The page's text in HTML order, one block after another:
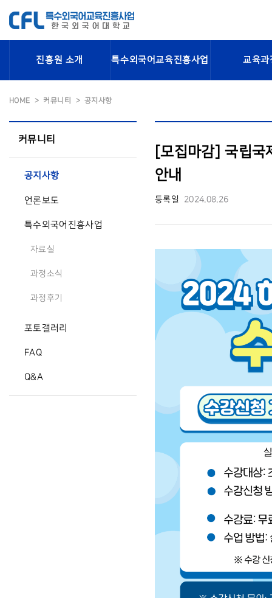
진흥원 소개 특수외국어교육진흥사업 교육과
HOME 커뮤니티 공지사항
커뮤니티
공지사항
언론보도
특수외국어진흥사업
자료실
과정소식
과정후기
포토갤러리
FAQ
Q&A
[모집마감] 국립국
안내
등록일 2024.08.26